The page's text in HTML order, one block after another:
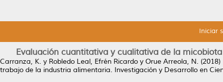
Iniciar
Evaluación cuantitativa y cualitativa de la
Carranza, K. y Robledo Leal, Efrén Ricardo y Orue Arreola, N. (2018)
trabajo de la industria alimentaria. Investigación y Desarrollo en